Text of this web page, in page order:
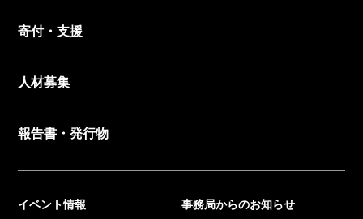
寄付・支援
人材募集
報告書・発行物
イベント情報 事務局からのお知らせ